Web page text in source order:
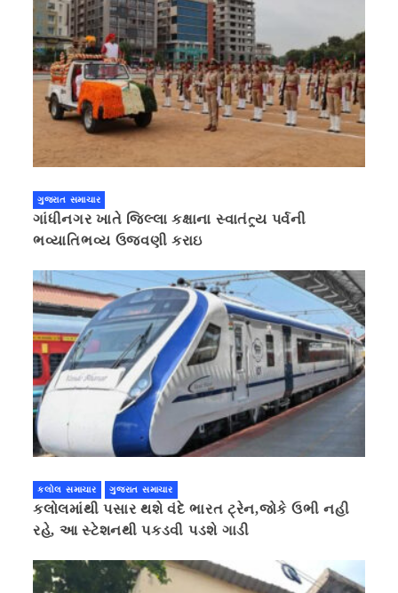
ગુજરાત સમાચાર
ગાંધીનગર ખાતે જિલ્લા કક્ષાના સ્વાતંત્ર્ય પર્વની
ભવ્યાતિભવ્ય ઉજવણી કરાઇ
કલોલ સમાચાર ગુજરાત સમાચાર
કલોલમાંથી પસાર થશે વંદે ભારત ટ્રેન,જોકે ઉભી નહી
રહે, આ સ્ટેશનથી પકડવી પડશે ગાડી